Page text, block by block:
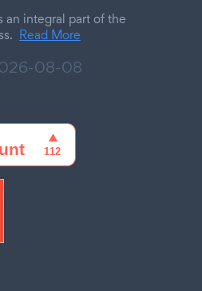
an integral part of the
Read More
08-08